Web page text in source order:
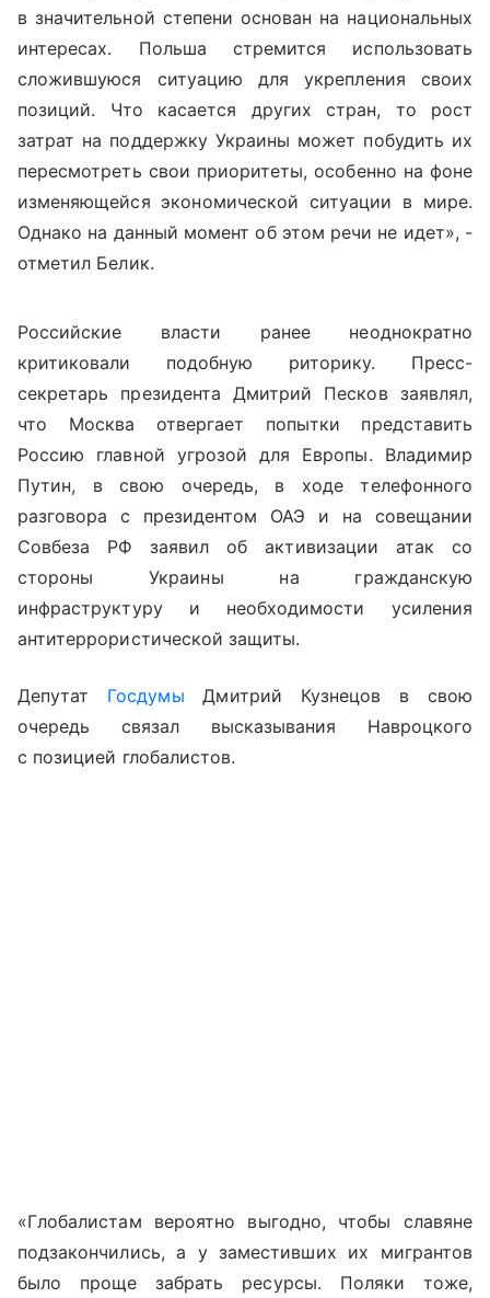
в значительной степени основан на национальных
интересах. Польша стремится использовать
сложившуюся ситуацию для укрепления своих
позиций. Что касается других стран, то рост
затрат на поддержку Украины может побудить их
пересмотреть свои приоритеты, особенно на фоне
изменяющейся экономической ситуации в мире.
Однако на данный момент об этом речи не идет», -
отметил Белик.
Российские власти ранее неоднократно
критиковали подобную риторику. Пресс-
секретарь президента Дмитрий Песков заявлял,
что Москва отвергает попытки представить
Россию главной угрозой для Европы. Владимир
Путин, в свою очередь, в ходе телефонного
разговора с президентом ОАЭ и на совещании
Совбеза РФ заявил об активизации атак со
стороны Украины на гражданскую
инфраструктуру и необходимости усиления
антитеррористической защиты.
Депутат Госдумы Дмитрий Кузнецов в свою
очередь связал высказывания Навроцкого
с позицией глобалистов.
«Глобалистам вероятно выгодно, чтобы славяне
подзакончились, а у заместивших их мигрантов
было проще забрать ресурсы. Поляки тоже,